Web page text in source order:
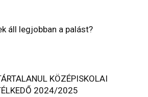
áll legjobban a palást?
KÖZÉPISKOLAI
2024/2025